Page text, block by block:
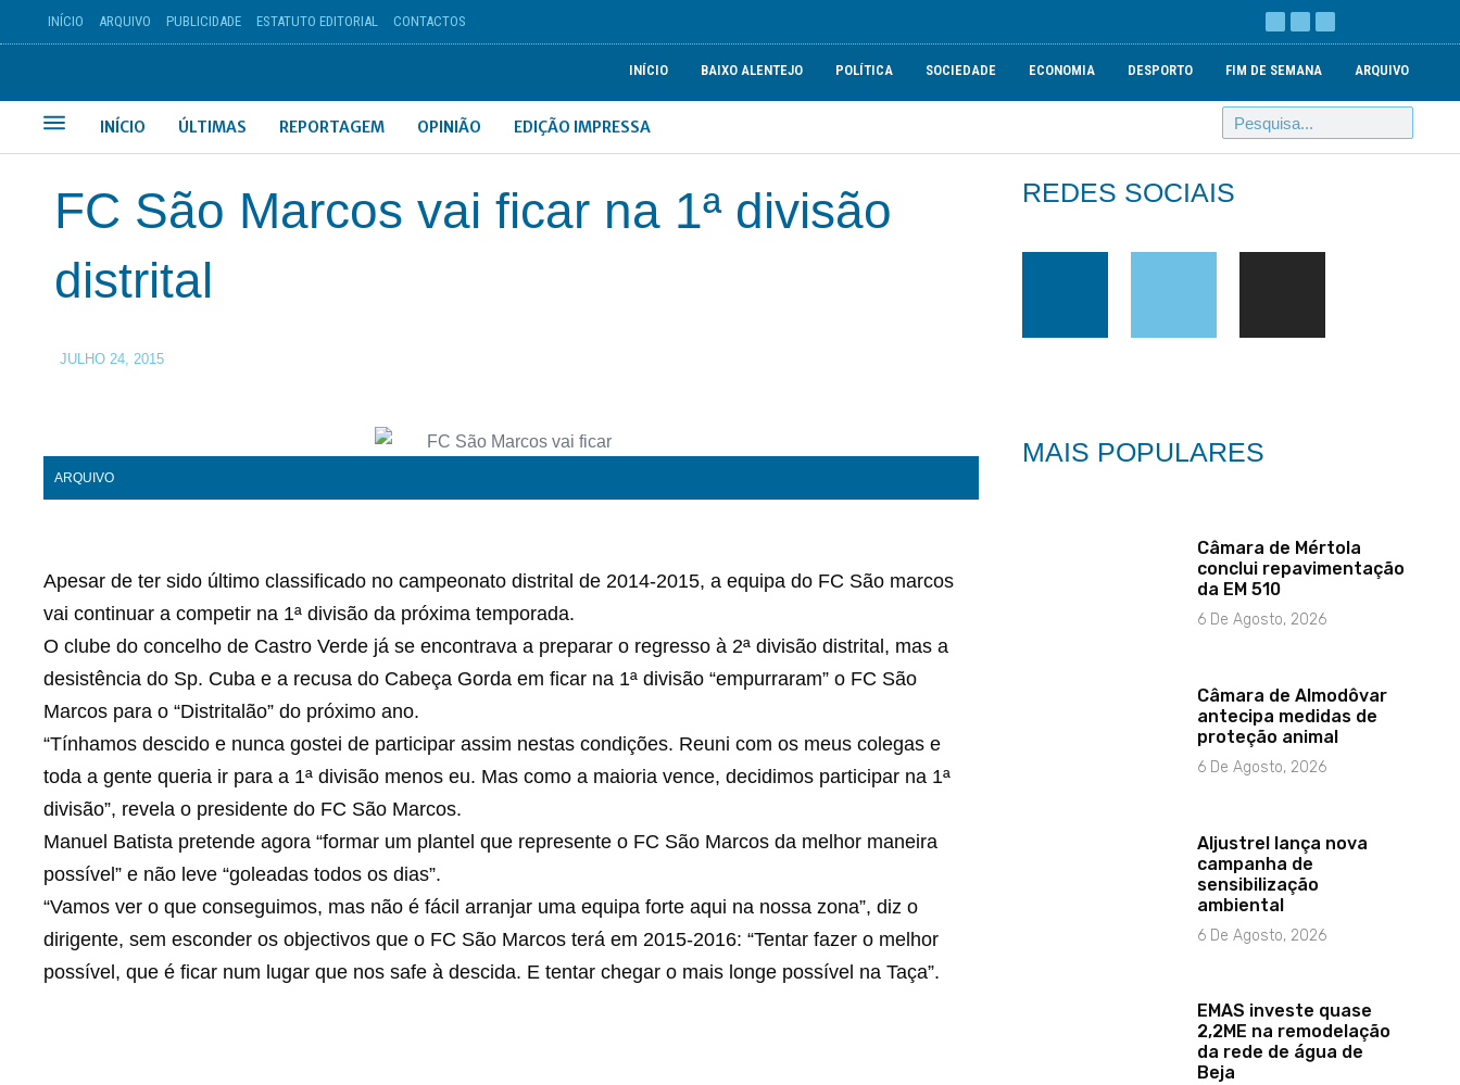
INÍCIO ARQUIVO PUBLICIDADE ESTATUTO EDITORIAL CONTACTOS
INÍCIO BAIXO ALENTEJO POLÍTICA SOCIEDADE ECONOMIA DESPORTO FIM DE SEMANA ARQUIVO
INÍCIO ÚLTIMAS REPORTAGEM OPINIÃO EDIÇÃO IMPRESSA
FC São Marcos vai ficar na 1ª divisão
distrital
JULHO 24, 2015
ARQUIVO
Apesar de ter sido último classificado no campeonato distrital de 2014-2015, a equipa do FC São marcos
vai continuar a competir na 1ª divisão da próxima temporada.
O clube do concelho de Castro Verde já se encontrava a preparar o regresso à 2ª divisão distrital, mas a
desistência do Sp. Cuba e a recusa do Cabeça Gorda em ficar na 1ª divisão “empurraram” o FC São
Marcos para o “Distritalão” do próximo ano.
“Tínhamos descido e nunca gostei de participar assim nestas condições. Reuni com os meus colegas e
toda a gente queria ir para a 1ª divisão menos eu. Mas como a maioria vence, decidimos participar na 1ª
divisão”, revela o presidente do FC São Marcos.
Manuel Batista pretende agora “formar um plantel que represente o FC São Marcos da melhor maneira
possível” e não leve “goleadas todos os dias”.
“Vamos ver o que conseguimos, mas não é fácil arranjar uma equipa forte aqui na nossa zona”, diz o
dirigente, sem esconder os objectivos que o FC São Marcos terá em 2015-2016: “Tentar fazer o melhor
possível, que é ficar num lugar que nos safe à descida. E tentar chegar o mais longe possível na Taça”.
REDES SOCIAIS
MAIS POPULARES
Câmara de Mértola
conclui repavimentação
da EM 510
6 De Agosto, 2026
Câmara de Almodôvar
antecipa medidas de
proteção animal
6 De Agosto, 2026
Aljustrel lança nova
campanha de
sensibilização
ambiental
6 De Agosto, 2026
EMAS investe quase
2,2ME na remodelação
da rede de água de
Beja